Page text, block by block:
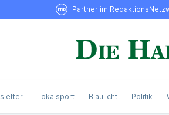
Partner im
Lokalsport Blaulicht Politik